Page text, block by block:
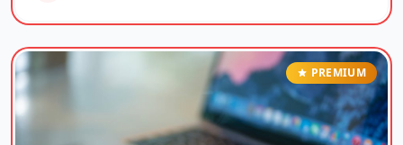
PREMIUM